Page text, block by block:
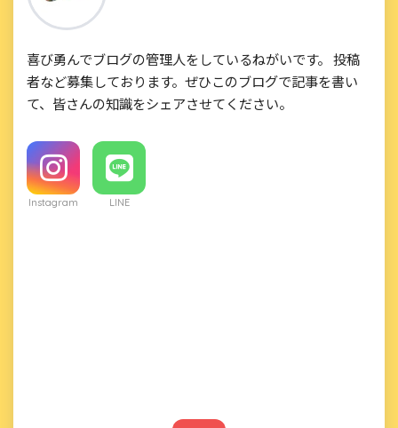
喜び勇んでブログの管理人をしているねがいです。 投稿
者など募集しております。ぜひこのブログで記事を書い
て、皆さんの知識をシェアさせてください。
Instagram LINE